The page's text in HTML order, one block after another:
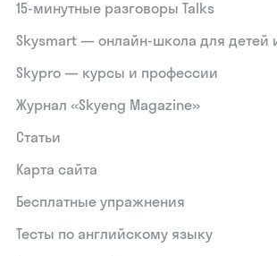
15‑минутные разговоры Talks
Skysmart — онлайн-школа для детей
Skypro — курсы и профессии
Журнал «Skyeng Magazine»
Статьи
Карта сайта
Бесплатные упражнения
Тесты по английскому языку